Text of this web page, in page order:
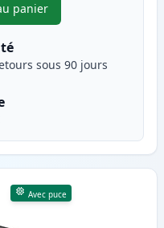
panier
,Pack de 4 Canon PGI-
sous 90 jours
Avec puce